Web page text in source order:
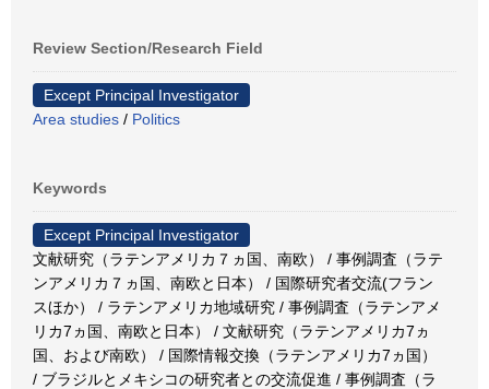
Review Section/Research Field
Except Principal Investigator
Area studies / Politics
Keywords
Except Principal Investigator
文献研究（ラテンアメリカ７ヵ国、南欧） / 事例調査（ラテ
ンアメリカ７ヵ国、南欧と日本） / 国際研究者交流(フラン
スほか） / ラテンアメリカ地域研究 / 事例調査（ラテンアメ
リカ7ヵ国、南欧と日本） / 文献研究（ラテンアメリカ7ヵ
国、および南欧） / 国際情報交換（ラテンアメリカ7ヵ国）
/ ブラジルとメキシコの研究者との交流促進 / 事例調査（ラ